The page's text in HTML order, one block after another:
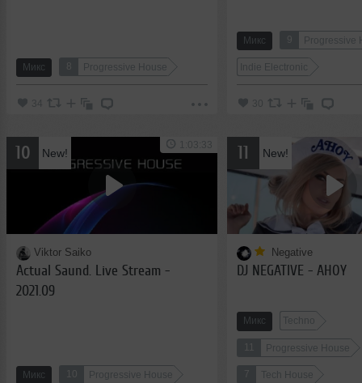
Микс 8 Progressive House
34
Микс 9 Progressive
Indie Electronic
30
10 New!
Viktor Saiko
Actual Saund. Live Stream -
2021.09
Микс 10 Progressive House
1:03:33 11 New!
Negative
DJ NEGATIVE - AHOY
Микс Techno
11 Progressive House
7 Tech House